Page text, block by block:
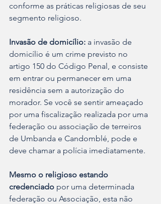
conforme as práticas religiosas de seu
segmento religioso.
Invasão de domicílio: a invasão de
domicílio é um crime previsto no
artigo 150 do Código Penal, e consiste
em entrar ou permanecer em uma
residência sem a autorização do
morador. Se você se sentir ameaçado
por uma fiscalização realizada por uma
federação ou associação de terreiros
de Umbanda e Candomblé, pode e
deve chamar a polícia imediatamente.
Mesmo o religioso estando
credenciado por uma determinada
federação ou Associação, esta não